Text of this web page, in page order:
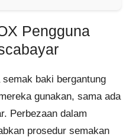
Pengguna
baki bergantung
gunakan, sama ada
Perbezaan dalam
prosedur semakan